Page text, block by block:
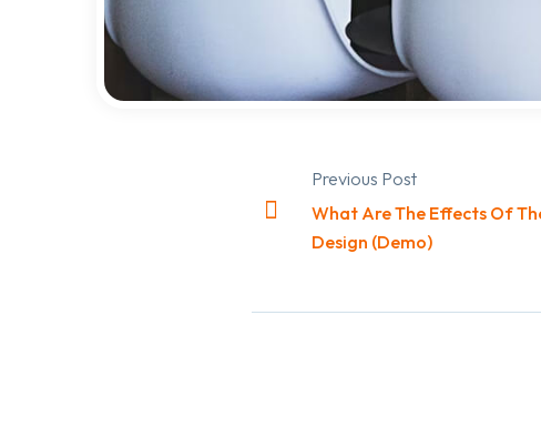
Post
navigation
Previous Post
What Are The Effects Of
Design (Demo)